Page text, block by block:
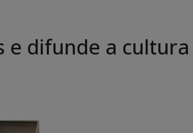
e difunde a